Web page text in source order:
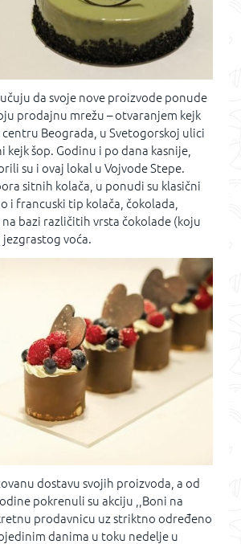
da svoje nove proizvode ponude
prodajnu mrežu – otvaranjem kejk
centru Beograda, u Svetogorskoj ulici
kejk šop. Godinu i po dana kasnije,
su i ovaj lokal u Vojvode Stepe.
sitnih kolača, u ponudi su klasični
i francuski tip kolača, čokolada,
bazi različitih vrsta čokolade (koju
voća.
dostavu svojih proizvoda, a od
pokrenuli su akciju ,,Boni na
prodavnicu uz striktno određeno
danima u toku nedelje u